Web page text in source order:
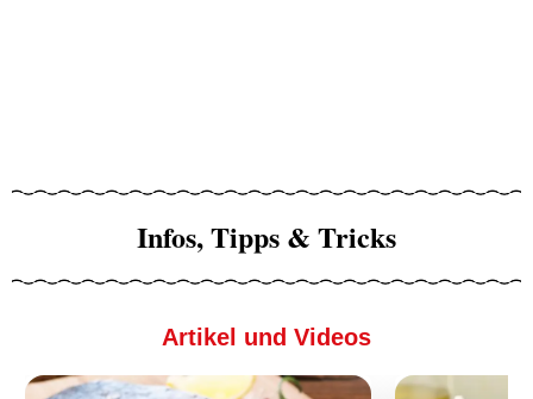
Infos, Tipps & Tricks
Artikel und Videos